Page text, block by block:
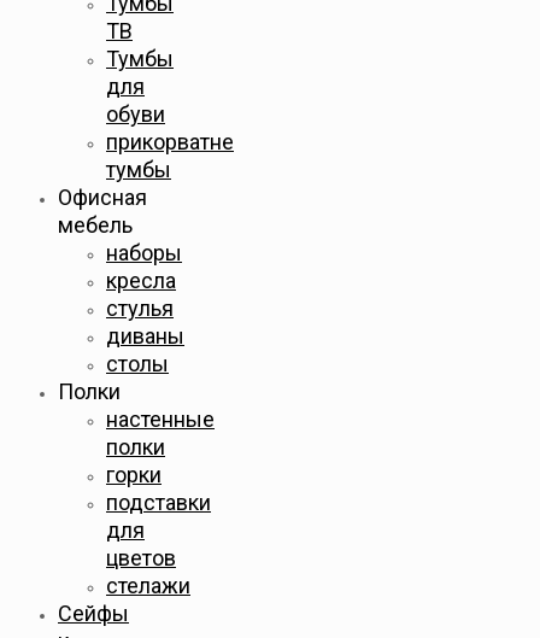
ТВ
Тумбы
для
обуви
прикорватне
тумбы
Офисная
мебель
наборы
кресла
стулья
диваны
столы
Полки
настенные
полки
горки
подставки
для
цветов
стелажи
Сейфы